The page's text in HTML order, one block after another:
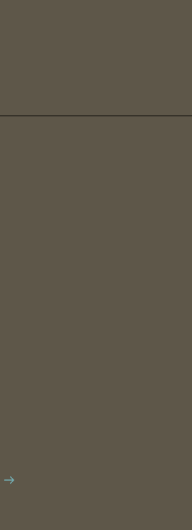
įrašas